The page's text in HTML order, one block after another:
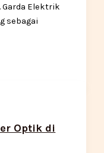
Garda Elektrik
sebagai
Optik di